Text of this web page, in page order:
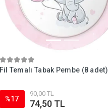
Fil Temalı Tabak Pembe (8 adet)
%17
90,00 TL
74,50 TL